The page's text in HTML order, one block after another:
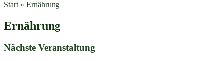
Start » Ernährung
Ernährung
Nächste Veranstaltung